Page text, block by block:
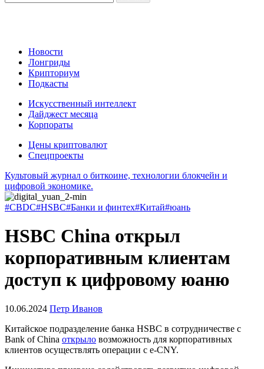
Новости
Лонгриды
Крипториум
Подкасты
Искусственный интеллект
Дайджест месяца
Корпораты
Цены криптовалют
Спецпроекты
Культовый журнал о биткоине, технологии блокчейн и
цифровой экономике.
#CBDC#HSBC#Банки и финтех#Китай#юань
HSBC China открыл
корпоративным клиентам
доступ к цифровому юаню
10.06.2024 Петр Иванов
Китайское подразделение банка HSBC в сотрудничестве с
Bank of China открыло возможность для корпоративных
клиентов осуществлять операции с e-CNY.